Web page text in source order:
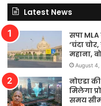
Latest News
सपा
‘चंदा
महाना,
August
नोएडा
मिलेगा
समय